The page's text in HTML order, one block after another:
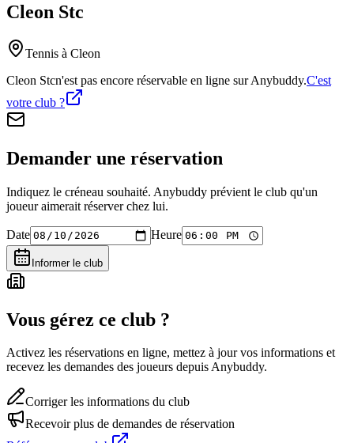
Cleon Stc
Tennis à Cleon
Cleon Stcn'est pas encore réservable en ligne sur Anybuddy.C'est
votre club ?
Demander une réservation
Indiquez le créneau souhaité. Anybuddy prévient le club qu'un
joueur aimerait réserver chez lui.
Date Heure
Informer le club
Vous gérez ce club ?
Activez les réservations en ligne, mettez à jour vos informations et
recevez les demandes des joueurs depuis Anybuddy.
Corriger les informations du club
Recevoir plus de demandes de réservation